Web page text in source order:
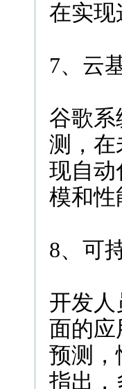
在实现
7、云
谷歌系
测，在
现自
模和性
8、可
开发
面的应
预测，
指出，